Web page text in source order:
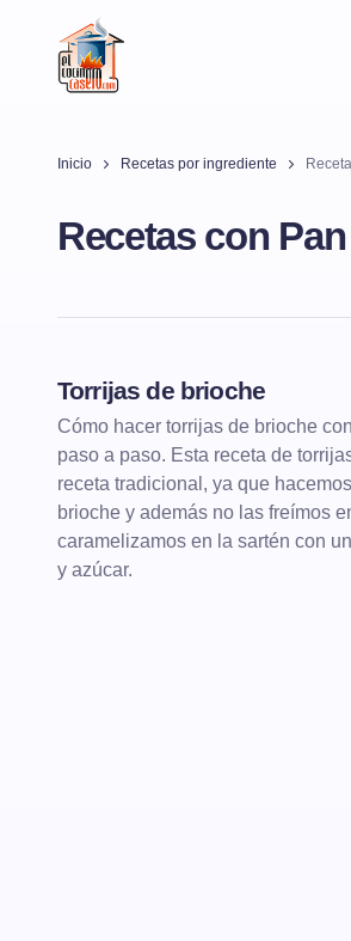
Inicio Recetas por ingrediente
Recetas con
Torrijas de brioche
Cómo hacer torrijas de brioche
paso a paso. Esta receta de
receta tradicional, ya que
brioche y además no las freímos
caramelizamos en la sartén con
y azúcar.